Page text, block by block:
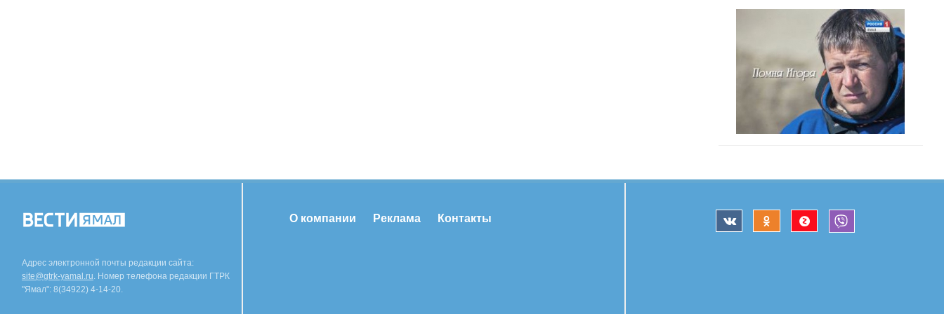
Адрес электронной почты редакции сайта:
site@gtrk-yamal.ru. Номер телефона редакции ГТРК
"Ямал": 8(34922) 4-14-20.
О компании Реклама Контакты